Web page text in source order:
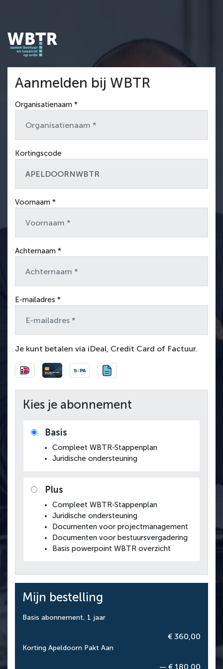
Aanmelden bij WBTR
Organisatienaam *
Kortingscode
Voornaam *
Achternaam *
E-mailadres *
Je kunt betalen via iDeal, Credit Card of Factuur.
Kies je abonnement
Basis
Compleet WBTR-Stappenplan
Juridische ondersteuning
Plus
Compleet WBTR-Stappenplan
Juridische ondersteuning
Documenten voor projectmanagement
Documenten voor bestuursvergadering
Basis powerpoint WBTR overzicht
Mijn bestelling
Basis abonnement, 1 jaar
€ 360,00
Korting Apeldoorn Pakt Aan
— € 180,00